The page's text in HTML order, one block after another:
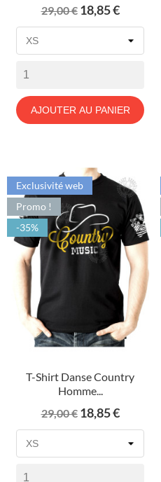
Prix
de
29,00 € Prix
18,85 €
AJOUTER AU PANIER
T-Shirt Danse Country
Homme...
Prix
de
29,00 € Prix
18,85 €
Exclusivité web
Promo !
-35%